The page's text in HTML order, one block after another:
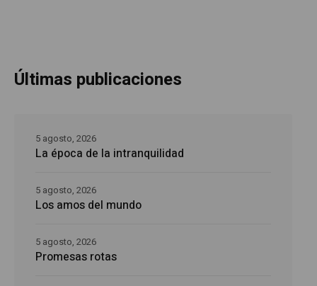
Últimas publicaciones
La época de la intranquilidad
5 agosto, 2026
Los amos del mundo
5 agosto, 2026
Promesas rotas
5 agosto, 2026